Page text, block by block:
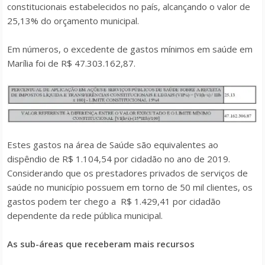
constitucionais estabelecidos no país, alcançando o valor de
25,13% do orçamento municipal.
Em números, o excedente de gastos mínimos em saúde em
Marília foi de R$ 47.303.162,87.
Estes gastos na área de Saúde são equivalentes ao
dispêndio de R$ 1.104,54 por cidadão no ano de 2019.
Considerando que os prestadores privados de serviços de
saúde no município possuem em torno de 50 mil clientes, os
gastos podem ter chego a R$ 1.429,41 por cidadão
dependente da rede pública municipal.
As sub-áreas que receberam mais recursos